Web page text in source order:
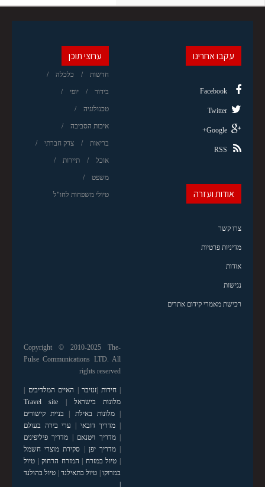
ערוצי תוכן
חדשות כלכלה
בידור יופי
טכנולוגיה
איכות הסביבה
בריאות צדק חברתי
אוכל תיירות
משפט
טיולי משפחות לחו"ל
עקבו אחרינו
Facebook
Twitter
Google+
RSS
אודות ועזרה
צרו קשר
מדיניות פרטיות
אודות
נגישות
רכישת מאמרי קידום אתרים
Copyright © 2010-2025 The-
Pulse Communications LTD. All
rights reserved
|חידות זנזיבר האיים המלדיבים
מלונות בישראל
Travel site
|מלונות באילת
בניית קישורים
מדריך דובאי
ערי בירה בעולם
|מדריך ויטנאם
מדריך פיליפינים
|מדריך יפן
סקירת מוצרי חשמל
טיול במזרח המזרח הרחוק| טיול
במרוקו| טיול בתאילנד| טיול בהולנד